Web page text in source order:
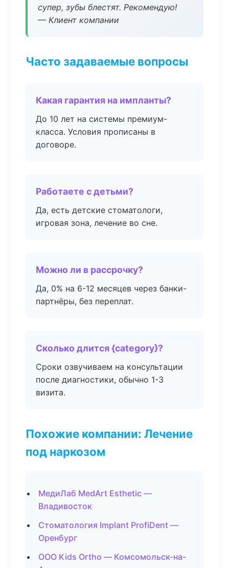
супер, зубы блестят. Рекомендую!
— Клиент компании
Часто задаваемые вопросы
Какая гарантия на импланты?
До 10 лет на системы премиум-
класса. Условия прописаны в
договоре.
Работаете с детьми?
Да, есть детские стоматологи,
игровая зона, лечение во сне.
Можно ли в рассрочку?
Да, 0% на 6-12 месяцев через банки-
партнёры, без переплат.
Сколько длится {category}?
Сроки озвучиваем на консультации
после диагностики, обычно 1-3
визита.
Похожие компании: Лечение
под наркозом
МедиЛаб MedArt Esthetic —
Владивосток
Стоматология Implant ProfiDent —
Оренбург
ООО Kids Ortho — Комсомольск-на-